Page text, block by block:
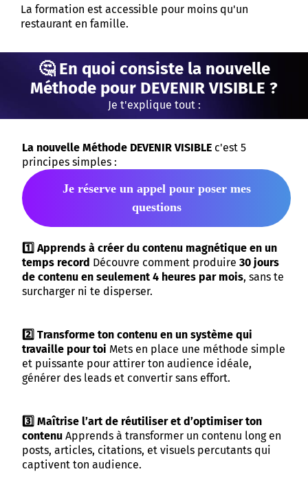
La formation est accessible pour moins qu'un
restaurant en famille.
🤔 En quoi consiste la nouvelle
Méthode pour DEVENIR VISIBLE ?
Je t'explique tout :
La nouvelle Méthode DEVENIR VISIBLE c'est 5
principes simples :
Je réserve un appel pour poser mes
questions
1️⃣ Apprends à créer du contenu magnétique en un
temps record Découvre comment produire 30 jours
de contenu en seulement 4 heures par mois, sans te
surcharger ni te disperser.
2️⃣ Transforme ton contenu en un système qui
travaille pour toi Mets en place une méthode simple
et puissante pour attirer ton audience idéale,
générer des leads et convertir sans effort.
3️⃣ Maîtrise l’art de réutiliser et d’optimiser ton
contenu Apprends à transformer un contenu long en
posts, articles, citations, et visuels percutants qui
captivent ton audience.